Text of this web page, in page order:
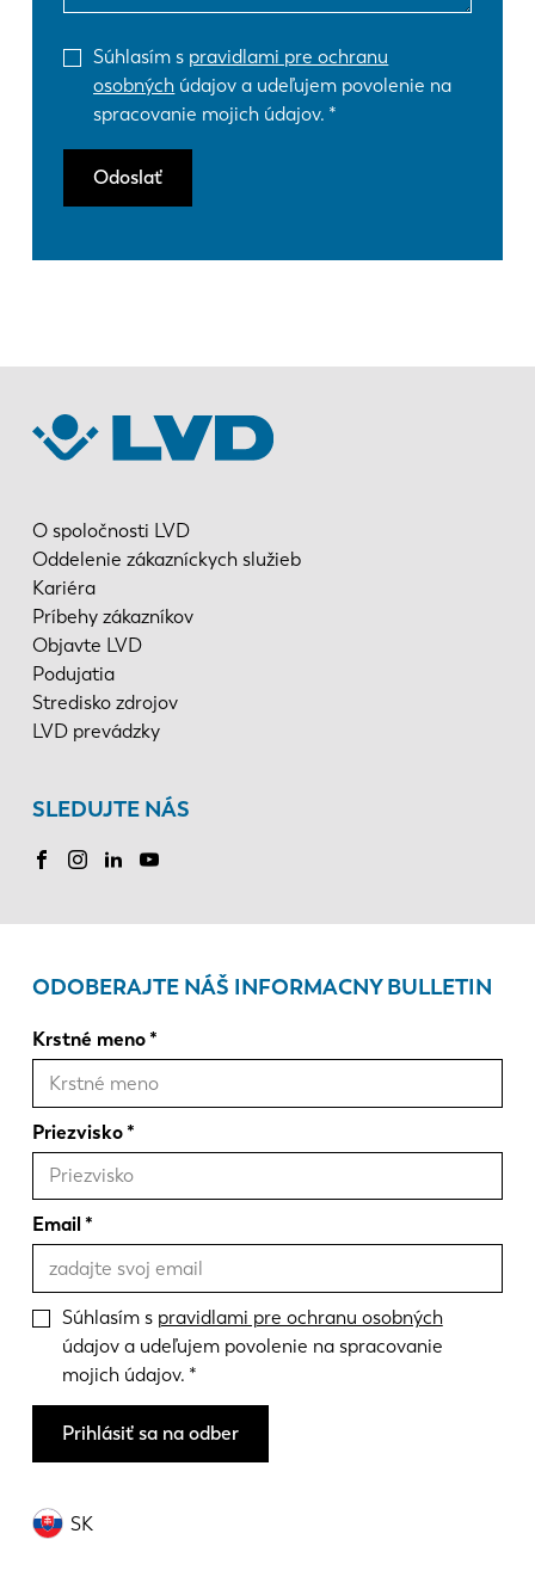
Súhlasím s pravidlami pre ochranu
osobných údajov a udeľujem povolenie na
spracovanie mojich údajov.
Odoslať
O spoločnosti LVD
Oddelenie zákazníckych služieb
Kariéra
Príbehy zákazníkov
Objavte LVD
Podujatia
Stredisko zdrojov
LVD prevádzky
SLEDUJTE NÁS
SK
ODOBERAJTE NÁŠ INFORMACNY BULLETIN
Krstné meno
Priezvisko
Email
Súhlasím s pravidlami pre ochranu osobných
údajov a udeľujem povolenie na spracovanie
mojich údajov.
Prihlásiť sa na odber